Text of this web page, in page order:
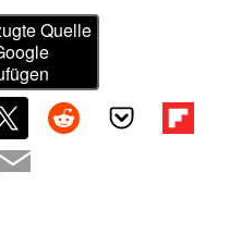
Quelle